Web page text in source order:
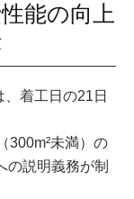
能の向上
着工日の21日
300m²未満）の
の説明義務が制